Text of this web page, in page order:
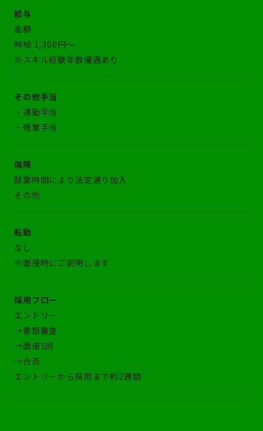
給与
金額
時給 1,300円～
※スキル経験年数優遇あり
その他手当
・通勤手当
・残業手当
保険
就業時間により法定通り加入
その他
転勤
なし
※面接時にご説明します
採用フロー
エントリー
→書類審査
→面接1回
→合否
エントリーから採用まで約2週間